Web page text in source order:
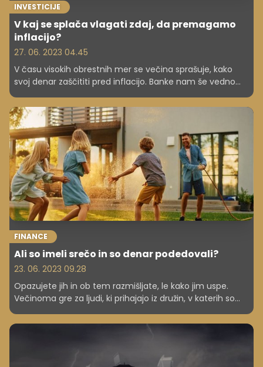
INVESTICIJE
V kaj se splača vlagati zdaj, da premagamo
inflacijo?
27. 06. 2023 04.45
V času visokih obrestnih mer se večina sprašuje, kako
svoj denar zaščititi pred inflacijo. Banke nam še vedno
ponujajo nizke obresti za varčevanja, ki niti približno ne
pokrivajo inflacije. V kaj se torej splača vlagati, da ne
bomo imeli jutri manj?
FINANCE
Ali so imeli srečo in so denar podedovali?
23. 06. 2023 09.28
Opazujete jih in ob tem razmišljate, le kako jim uspe.
Večinoma gre za ljudi, ki prihajajo iz družin, v katerih so
aktivno upravljali osebno premoženje in to znanje
prenašali tudi na svoje otroke. Slednji sedaj že imajo
lastne družine in nadaljujejo s tem, kar so se naučili že v
mladosti. Gre za družine, ki držijo skupaj in si pomagajo.
Gradijo za prihodnost – tudi svojih potomcev.